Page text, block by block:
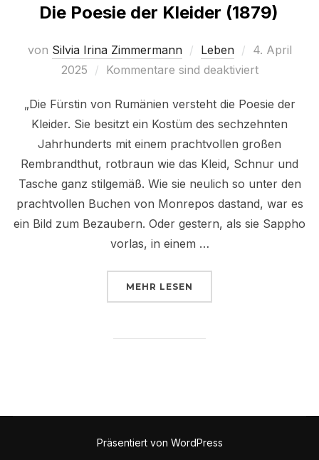
Die Poesie der Kleider (1879)
von Silvia Irina Zimmermann Leben
am
4. April
2025
Kommentare sind deaktiviert
„Die Fürstin von Rumänien versteht die Poesie der
Kleider. Sie besitzt ein Kostüm des sechzehnten
Jahrhunderts mit einem prachtvollen großen
Rembrandthut, rotbraun wie das Kleid, Schnur und
Tasche ganz stilgemäß. Wie sie neulich so unter den
prachtvollen Buchen von Monrepos dastand, war es
ein Bild zum Bezaubern. Oder gestern, als sie Sappho
vorlas, in einem …
MEHR ÜBER „DIE POESIE DER
LESEN
Präsentiert von WordPress